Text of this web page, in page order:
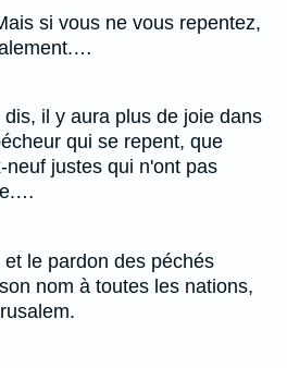
si vous ne vous repentez,
il y aura plus de joie dans
qui se repent, que
neuf justes qui n'ont pas
le pardon des péchés
nom à toutes les nations,